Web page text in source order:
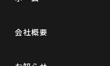
会社概要